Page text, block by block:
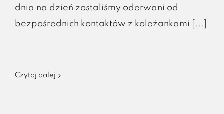
dnia na dzień zostaliśmy oderwani od
bezpośrednich kontaktów z koleżankami [...]
Czytaj dalej